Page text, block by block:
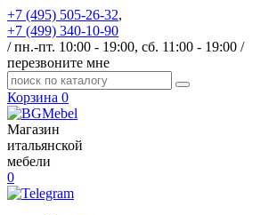
+7 (495) 505-26-32,
+7 (499) 340-10-90
/ пн.-пт. 10:00 - 19:00, сб. 11:00 - 19:00 /
перезвоните мне
Корзина 0
Магазин
итальянской
мебели
0